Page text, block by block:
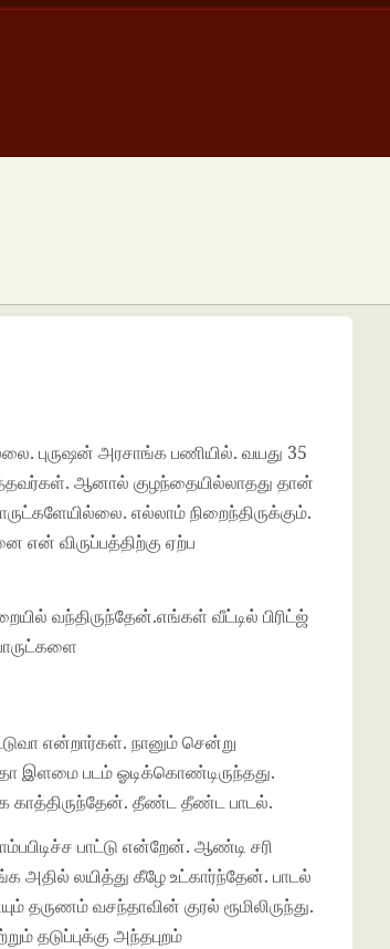
புருஷன் அரசாங்க பணியில். வயது 35
ஆனால் குழந்தையில்லாதது தான்
எல்லாம் நிறைந்திருக்கும்.
என் விருப்பத்திற்கு ஏற்ப
வந்திருந்தேன்.எங்கள் வீட்டில் பிரிட்ஜ்
என்றார்கள். நானும் சென்று
இளமை படம் ஓடிக்கொண்டிருந்தது.
காத்திருந்தேன். தீண்ட தீண்ட பாடல்.
பாட்டு என்றேன். ஆண்டி சரி
லயித்து கீழே உட்கார்ந்தேன். பாடல்
தருணம் வசந்தாவின் குரல் ரூமிலிருந்து.
தடுப்புக்கு அந்தபுறம்